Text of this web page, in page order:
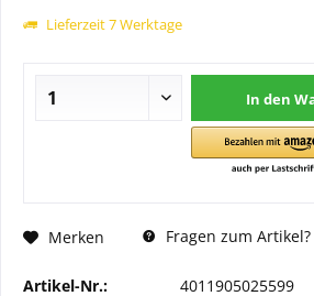
Lieferzeit 7 Werktage
In den
Merken Fragen zum Artikel?
Artikel-Nr.: 4011905025599